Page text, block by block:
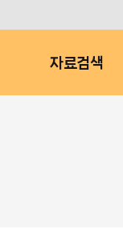
자료검색